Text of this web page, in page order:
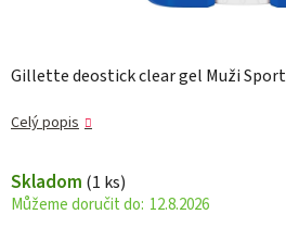
Gillette deostick clear gel Muži Sport
Celý popis
Skladom (1 ks)
12.8.2026